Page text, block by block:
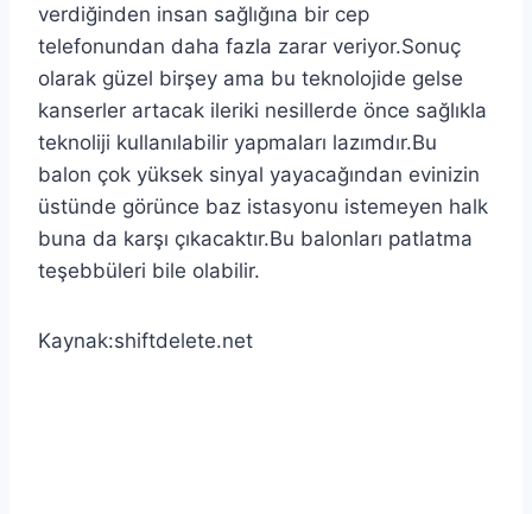
verdiğinden insan sağlığına bir cep
telefonundan daha fazla zarar veriyor.Sonuç
olarak güzel birşey ama bu teknolojide gelse
kanserler artacak ileriki nesillerde önce sağlıkla
teknoliji kullanılabilir yapmaları lazımdır.Bu
balon çok yüksek sinyal yayacağından evinizin
üstünde görünce baz istasyonu istemeyen halk
buna da karşı çıkacaktır.Bu balonları patlatma
teşebbüleri bile olabilir.
Kaynak:shiftdelete.net